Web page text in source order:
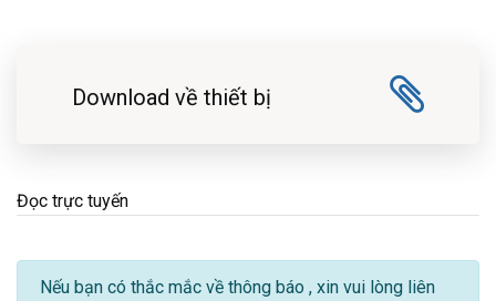
Download về thiết bị
Đọc trực tuyến
Nếu bạn có thắc mắc về thông báo , xin vui lòng liên